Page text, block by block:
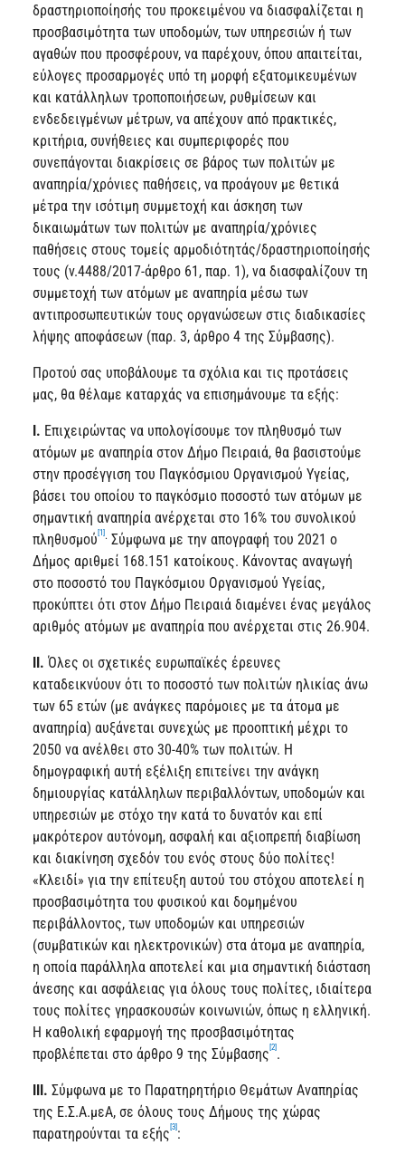
δραστηριοποίησής του προκειμένου να διασφαλίζεται η
προσβασιμότητα των υποδομών, των υπηρεσιών ή των
αγαθών που προσφέρουν, να παρέχουν, όπου απαιτείται,
εύλογες προσαρμογές υπό τη μορφή εξατομικευμένων
και κατάλληλων τροποποιήσεων, ρυθμίσεων και
ενδεδειγμένων μέτρων, να απέχουν από πρακτικές,
κριτήρια, συνήθειες και συμπεριφορές που
συνεπάγονται διακρίσεις σε βάρος των πολιτών με
αναπηρία/χρόνιες παθήσεις, να προάγουν με θετικά
μέτρα την ισότιμη συμμετοχή και άσκηση των
δικαιωμάτων των πολιτών με αναπηρία/χρόνιες
παθήσεις στους τομείς αρμοδιότητάς/δραστηριοποίησής
τους (ν.4488/2017-άρθρο 61, παρ. 1), να διασφαλίζουν τη
συμμετοχή των ατόμων με αναπηρία μέσω των
αντιπροσωπευτικών τους οργανώσεων στις διαδικασίες
λήψης αποφάσεων (παρ. 3, άρθρο 4 της Σύμβασης).
Προτού σας υποβάλουμε τα σχόλια και τις προτάσεις
μας, θα θέλαμε καταρχάς να επισημάνουμε τα εξής:
Ι. Επιχειρώντας να υπολογίσουμε τον πληθυσμό των
ατόμων με αναπηρία στον Δήμο Πειραιά, θα βασιστούμε
στην προσέγγιση του Παγκόσμιου Οργανισμού Υγείας,
βάσει του οποίου το παγκόσμιο ποσοστό των ατόμων με
σημαντική αναπηρία ανέρχεται στο 16% του συνολικού
πληθυσμού [1] . Σύμφωνα με την απογραφή του 2021 ο
Δήμος αριθμεί 168.151 κατοίκους. Κάνοντας αναγωγή
στο ποσοστό του Παγκόσμιου Οργανισμού Υγείας,
προκύπτει ότι στον Δήμο Πειραιά διαμένει ένας μεγάλος
αριθμός ατόμων με αναπηρία που ανέρχεται στις 26.904.
ΙΙ. Όλες οι σχετικές ευρωπαϊκές έρευνες
καταδεικνύουν ότι το ποσοστό των πολιτών ηλικίας άνω
των 65 ετών (με ανάγκες παρόμοιες με τα άτομα με
αναπηρία) αυξάνεται συνεχώς με προοπτική μέχρι το
2050 να ανέλθει στο 30-40% των πολιτών. Η
δημογραφική αυτή εξέλιξη επιτείνει την ανάγκη
δημιουργίας κατάλληλων περιβαλλόντων, υποδομών και
υπηρεσιών με στόχο την κατά το δυνατόν και επί
μακρότερον αυτόνομη, ασφαλή και αξιοπρεπή διαβίωση
και διακίνηση σχεδόν του ενός στους δύο πολίτες!
«Κλειδί» για την επίτευξη αυτού του στόχου αποτελεί η
προσβασιμότητα του φυσικού και δομημένου
περιβάλλοντος, των υποδομών και υπηρεσιών
(συμβατικών και ηλεκτρονικών) στα άτομα με αναπηρία,
η οποία παράλληλα αποτελεί και μια σημαντική διάσταση
άνεσης και ασφάλειας για όλους τους πολίτες, ιδιαίτερα
τους πολίτες γηρασκουσών κοινωνιών, όπως η ελληνική.
Η καθολική εφαρμογή της προσβασιμότητας
προβλέπεται στο άρθρο 9 της Σύμβασης [2] .
ΙΙΙ. Σύμφωνα με το Παρατηρητήριο Θεμάτων Αναπηρίας
της Ε.Σ.Α.μεΑ, σε όλους τους Δήμους της χώρας
παρατηρούνται τα εξής [3] :